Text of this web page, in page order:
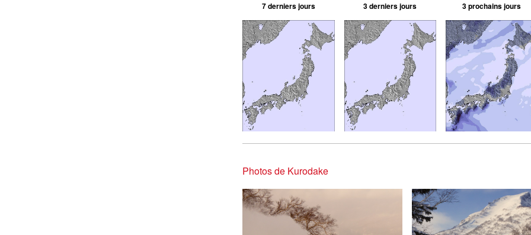
7 derniers jours 3 derniers jours 3 prochains jours
Photos de Kurodake